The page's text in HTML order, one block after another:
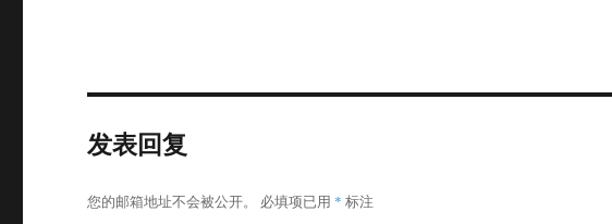
发表回复
您的邮箱地址不会被公开。 必填项已用 * 标注